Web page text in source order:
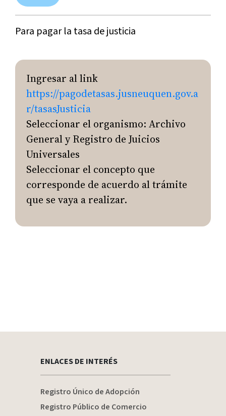
Para pagar la tasa de justicia
Ingresar al link
https://pagodetasas.jusneuquen.gov.a
r/tasasJusticia
Seleccionar el organismo: Archivo
General y Registro de Juicios
Universales
Seleccionar el concepto que
corresponde de acuerdo al trámite
que se vaya a realizar.
ENLACES DE INTERÉS
Registro Único de Adopción
Registro Público de Comercio